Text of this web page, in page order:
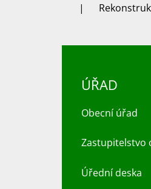
ÚŘAD
Obecní úřad
Zastupitelstvo
Úřední deska